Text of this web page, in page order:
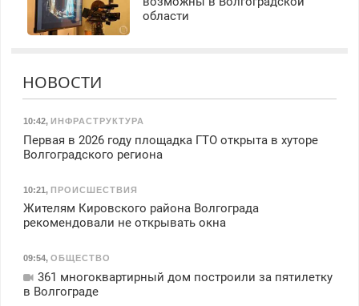
области
НОВОСТИ
10:42, ИНФРАСТРУКТУРА
Первая в 2026 году площадка ГТО открыта в хуторе
Волгоградского региона
10:21, ПРОИСШЕСТВИЯ
Жителям Кировского района Волгограда
рекомендовали не открывать окна
09:54, ОБЩЕСТВО
361 многоквартирный дом построили за пятилетку
в Волгограде